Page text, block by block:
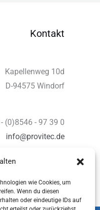
wie Cookies, um
Wenn du diesen
oder eindeutige IDs auf
Kontakt
Kapellenweg 10d
D-94575 Windorf
(0)8546 - 97 39 0
info@provitec.de